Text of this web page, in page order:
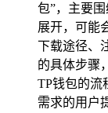
包”，主要
展开，可能
下载途径、
的具体步骤
TP钱包的流
需求的用户